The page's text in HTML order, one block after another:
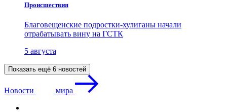
Проиcшествия
Благовещенские подростки-хулиганы начали
отрабатывать вину на ГСТК
5 августа
Показать ещё 6 новостей
Новости мира